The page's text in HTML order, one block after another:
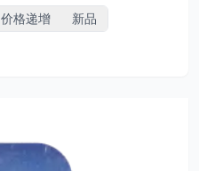
价格递增 新品